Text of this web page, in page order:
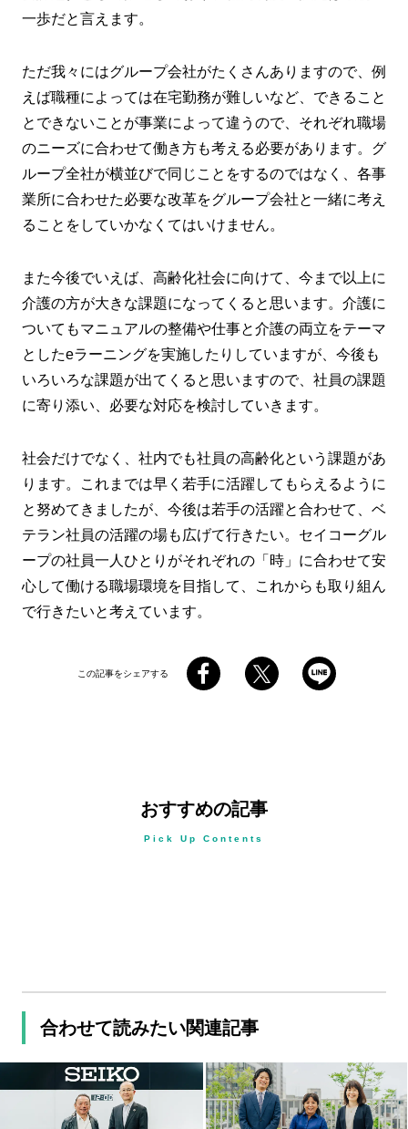
一歩だと言えます。
ただ我々にはグループ会社がたくさんありますので、例
えば職種によっては在宅勤務が難しいなど、できること
とできないことが事業によって違うので、それぞれ職場
のニーズに合わせて働き方も考える必要があります。グ
ループ全社が横並びで同じことをするのではなく、各事
業所に合わせた必要な改革をグループ会社と一緒に考え
ることをしていかなくてはいけません。
また今後でいえば、高齢化社会に向けて、今まで以上に
介護の方が大きな課題になってくると思います。介護に
ついてもマニュアルの整備や仕事と介護の両立をテーマ
としたeラーニングを実施したりしていますが、今後も
いろいろな課題が出てくると思いますので、社員の課題
に寄り添い、必要な対応を検討していきます。
社会だけでなく、社内でも社員の高齢化という課題があ
ります。これまでは早く若手に活躍してもらえるように
と努めてきましたが、今後は若手の活躍と合わせて、ベ
テラン社員の活躍の場も広げて行きたい。セイコーグル
ープの社員一人ひとりがそれぞれの「時」に合わせて安
心して働ける職場環境を目指して、これからも取り組ん
で行きたいと考えています。
この記事をシェアする
おすすめの記事
Pick Up Contents
合わせて読みたい関連記事